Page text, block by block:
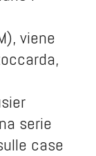
viene
serie
case